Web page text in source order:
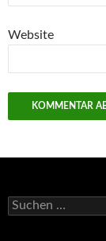
Website
Suchen
nach: